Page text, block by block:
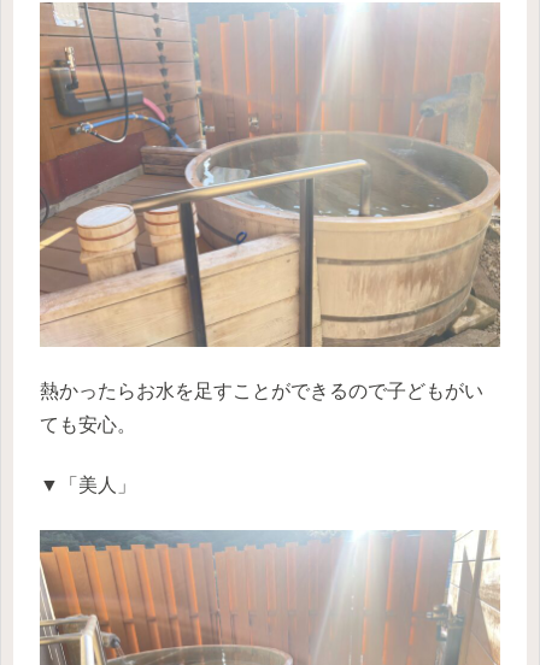
熱かったらお水を足すことができるので子どもがい
ても安心。
▼「美人」